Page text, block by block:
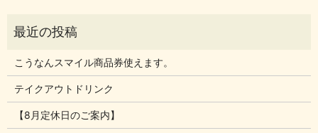
こうなんスマイル商品券使えます。
テイクアウトドリンク
【8月定休日のご案内】